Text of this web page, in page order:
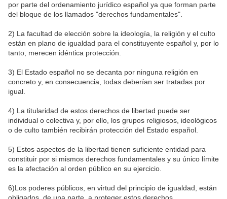
por parte del ordenamiento jurídico español ya que forman parte
del bloque de los llamados "derechos fundamentales".
2) La facultad de elección sobre la ideología, la religión y el culto
están en plano de igualdad para el constituyente español y, por lo
tanto, merecen idéntica protección.
3) El Estado español no se decanta por ninguna religión en
concreto y, en consecuencia, todas deberían ser tratadas por
igual.
4) La titularidad de estos derechos de libertad puede ser
individual o colectiva y, por ello, los grupos religiosos, ideológicos
o de culto también recibirán protección del Estado español.
5) Estos aspectos de la libertad tienen suficiente entidad para
constituir por si mismos derechos fundamentales y su único límite
es la afectación al orden público en su ejercicio.
6)Los poderes públicos, en virtud del principio de igualdad, están